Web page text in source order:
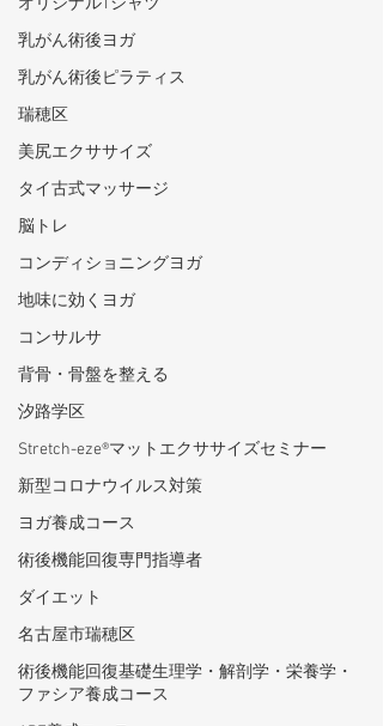
オリジナルTシャツ
乳がん術後ヨガ
乳がん術後ピラティス
瑞穂区
美尻エクササイズ
タイ古式マッサージ
脳トレ
コンディショニングヨガ
地味に効くヨガ
コンサルサ
背骨・骨盤を整える
汐路学区
Stretch-eze®マットエクササイズセミナー
新型コロナウイルス対策
ヨガ養成コース
術後機能回復専門指導者
ダイエット
名古屋市瑞穂区
術後機能回復基礎生理学・解剖学・栄養学・
ファシア養成コース